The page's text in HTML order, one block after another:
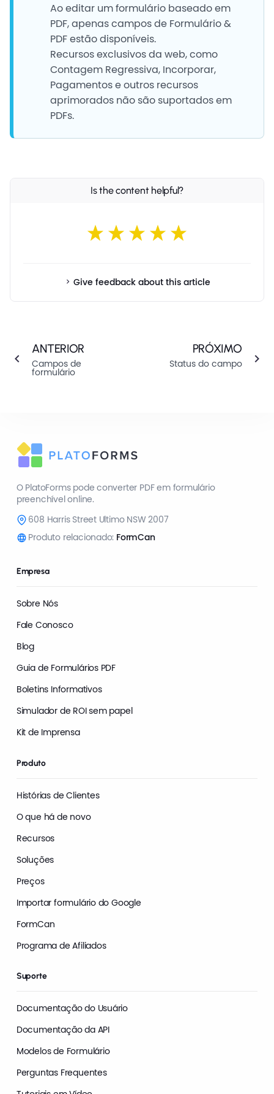
Ao editar um formulário baseado em
PDF, apenas campos de Formulário &
PDF estão disponíveis.
Recursos exclusivos da web, como
Contagem Regressiva, Incorporar,
Pagamentos e outros recursos
aprimorados não são suportados em
PDFs.
Is the content helpful?
Give feedback about this article
ANTERIOR
Campos de
formulário
PRÓXIMO
Status do campo
O PlatoForms pode converter PDF em formulário
preenchível online.
608 Harris Street Ultimo NSW 2007
Produto relacionado: FormCan
Empresa
Sobre Nós
Fale Conosco
Blog
Guia de Formulários PDF
Boletins Informativos
Simulador de ROI sem papel
Kit de Imprensa
Produto
Histórias de Clientes
O que há de novo
Recursos
Soluções
Preços
Importar formulário do Google
FormCan
Programa de Afiliados
Suporte
Documentação do Usuário
Documentação da API
Modelos de Formulário
Perguntas Frequentes